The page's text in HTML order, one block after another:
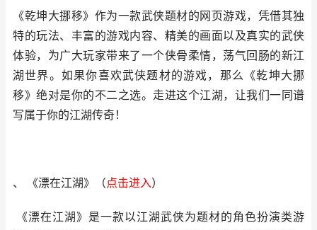
《乾坤大挪移》作为一款武侠题材的网页游戏，凭借其独
特的玩法、丰富的游戏内容、精美的画面以及真实的武侠
体验，为广大玩家带来了一个侠骨柔情，荡气回肠的新江
湖世界。如果你喜欢武侠题材的游戏，那么《乾坤大挪
移》绝对是你的不二之选。走进这个江湖，让我们一同谱
写属于你的江湖传奇！
、 《漂在江湖》 （点击进 入）
《漂在江湖》是一款以江湖武侠为题材的角色扮演类游